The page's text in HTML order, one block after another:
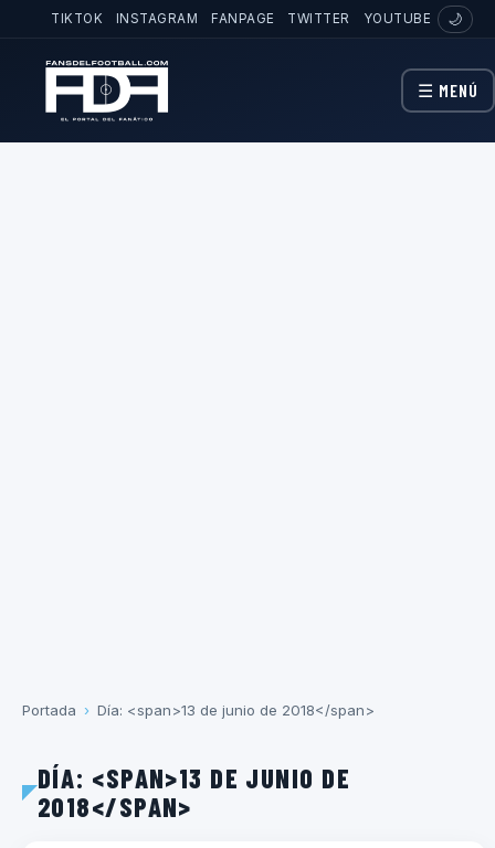
TIKTOK INSTAGRAM FANPAGE TWITTER YOUTUBE 🌙
☰ MENÚ
Portada › Día: <span>13 de junio de 2018</span>
DÍA: <SPAN>13 DE JUNIO DE
2018</SPAN>
ECUADOR